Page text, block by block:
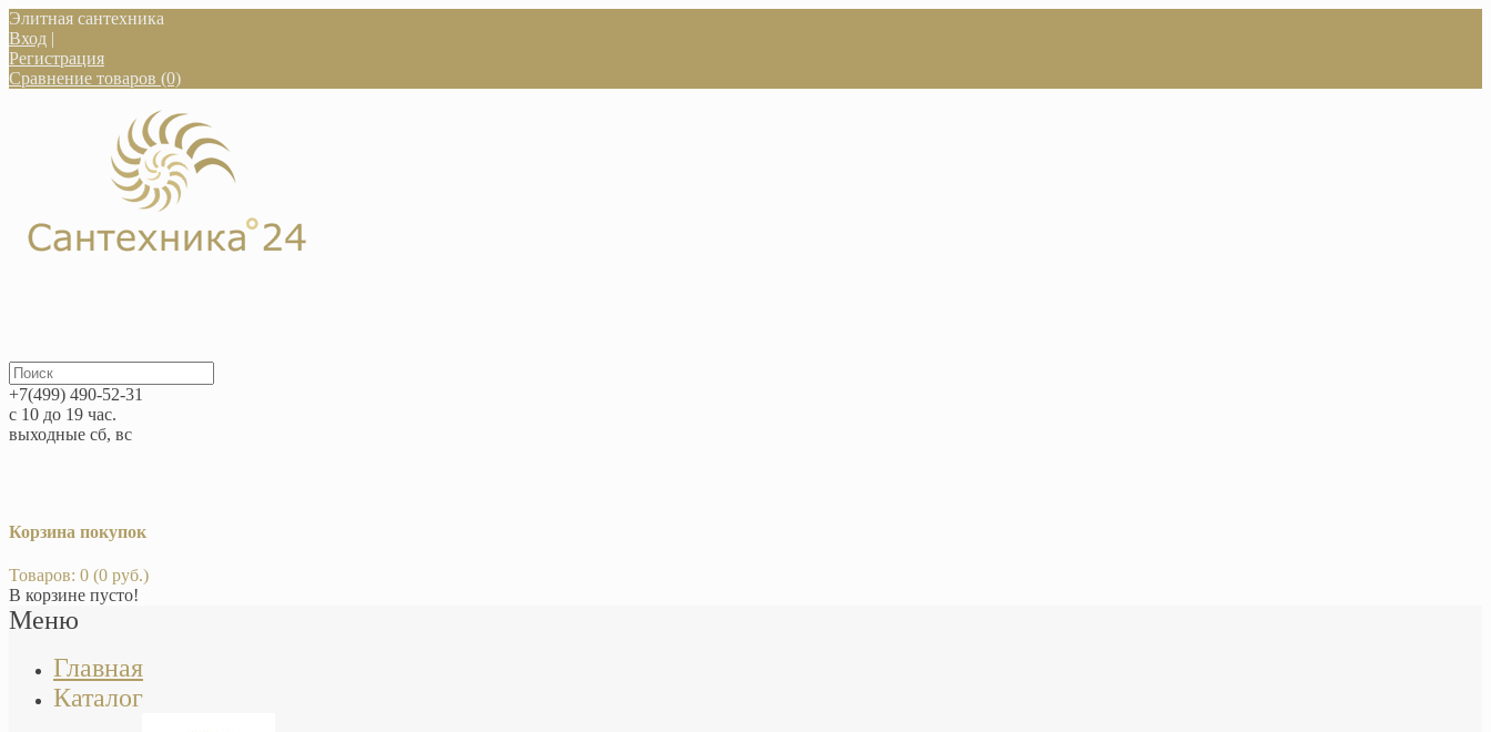
Элитная сантехника
Вход |
Регистрация
Сравнение товаров (0)
+7(499) 490-52-31
с 10 до 19 час.
выходные сб, вс
Корзина покупок
Товаров: 0 (0 руб.)
В корзине пусто!
Меню
Главная
Каталог